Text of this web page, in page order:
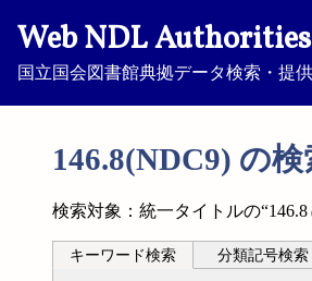
Web NDL Authorities
国立国会図書館典拠データ検索・提
146.8(NDC9) の
検索対象：統一タイトルの“146.8
キーワード検索 分類記号検索